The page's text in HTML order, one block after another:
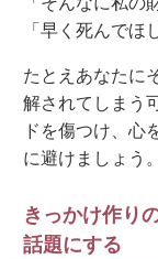
「早く死んでほ
たとえあなたに
解されてしまう
ドを傷つけ、心
に避けましょう。
きっかけ作り
話題にする